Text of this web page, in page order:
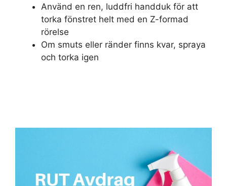
Använd en ren, luddfri handduk för att
torka fönstret helt med en Z-formad
rörelse
Om smuts eller ränder finns kvar, spraya
och torka igen